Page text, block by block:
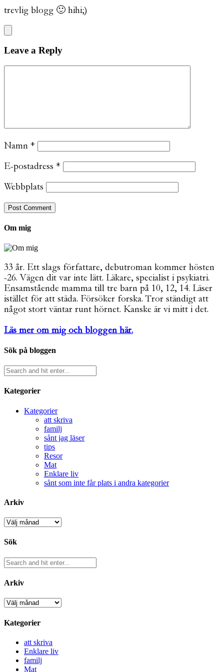
trevlig blogg 🙂 hihi;)
Leave a Reply
Namn *
E-postadress *
Webbplats
Om mig
33 år. Ett slags författare, debutroman kommer hösten
-26. Vägen dit var inte lätt. Läkare, specialist i psykiatri.
Ensamstående mamma till tre barn på 10, 12, 14. Läser
istället för att städa. Försöker forska. Tror ständigt att
något stort väntar runt hörnet. Kanske är vi mitt i det.
Läs mer om mig och bloggen här.
Sök på bloggen
Kategorier
Kategorier
att skriva
familj
sånt jag läser
tips
Resor
Mat
Enklare liv
sånt som inte får plats i andra kategorier
Arkiv
Arkiv
Sök
Arkiv
Arkiv
Kategorier
att skriva
Enklare liv
familj
Mat